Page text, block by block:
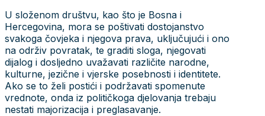
U složenom društvu, kao što je Bosna i
Hercegovina, mora se poštivati dostojanstvo
svakoga čovjeka i njegova prava, uključujući i ono
na održiv povratak, te graditi sloga, njegovati
dijalog i dosljedno uvažavati različite narodne,
kulturne, jezične i vjerske posebnosti i identitete.
Ako se to želi postići i podržavati spomenute
vrednote, onda iz političkoga djelovanja trebaju
nestati majorizacija i preglasavanje.